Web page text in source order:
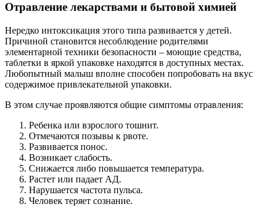
Отравление лекарствами и бытовой химией
Нередко интоксикация этого типа развивается у детей.
Причиной становится несоблюдение родителями
элементарной техники безопасности – моющие средства,
таблетки в яркой упаковке находятся в доступных местах.
Любопытный малыш вполне способен попробовать на вкус
содержимое привлекательной упаковки.
В этом случае проявляются общие симптомы отравления:
Ребенка или взрослого тошнит.
Отмечаются позывы к рвоте.
Развивается понос.
Возникает слабость.
Снижается либо повышается температура.
Растет или падает АД.
Нарушается частота пульса.
Человек теряет сознание.